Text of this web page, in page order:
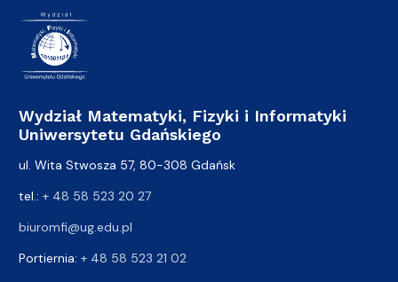
Wydział Matematyki, Fizyki i Informatyki
Uniwersytetu Gdańskiego
ul. Wita Stwosza 57, 80-308 Gdańsk
tel.: + 48 58 523 20 27
biuromfi@ug.edu.pl
Portiernia: + 48 58 523 21 02